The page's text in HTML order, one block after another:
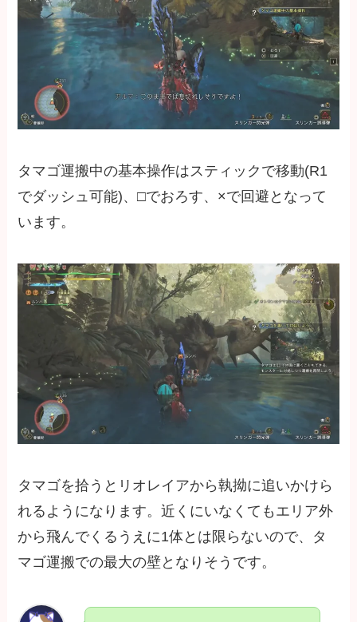
タマゴ運搬中の基本操作はスティックで移動(R1
でダッシュ可能)、□でおろす、×で回避となって
います。
タマゴを拾うとリオレイアから執拗に追いかけら
れるようになります。近くにいなくてもエリア外
から飛んでくるうえに1体とは限らないので、タ
マゴ運搬での最大の壁となりそうです。